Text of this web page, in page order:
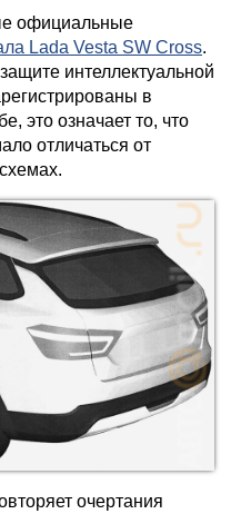
официальные
Lada Vesta SW Cross.
интеллектуальной
в
это означает то, что
отличаться от
очертания